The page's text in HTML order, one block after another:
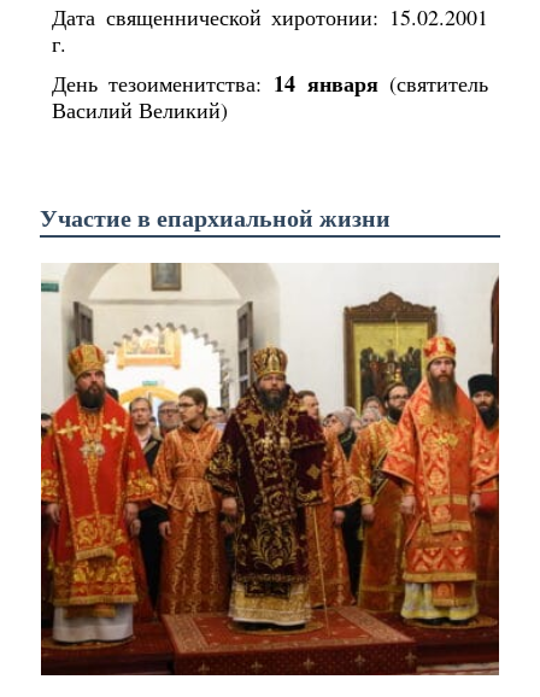
Дата священнической хиротонии: 15.02.2001
г.
День тезоименитства: 14 января(святитель
Василий Великий)
Участие в епархиальной жизни